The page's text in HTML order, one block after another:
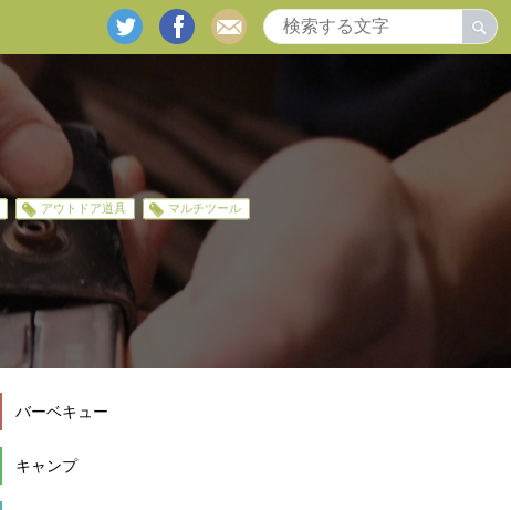
アウトドア道具 マルチツール
バーベキュー
キャンプ